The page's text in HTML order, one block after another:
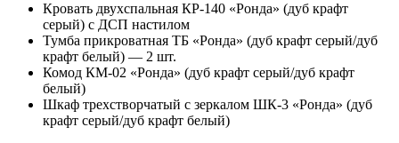
Кровать двухспальная КР-140 «Ронда» (дуб крафт
серый) с ДСП настилом
Тумба прикроватная ТБ «Ронда» (дуб крафт серый/дуб
крафт белый) — 2 шт.
Комод КМ-02 «Ронда» (дуб крафт серый/дуб крафт
белый)
Шкаф трехстворчатый с зеркалом ШК-3 «Ронда» (дуб
крафт серый/дуб крафт белый)